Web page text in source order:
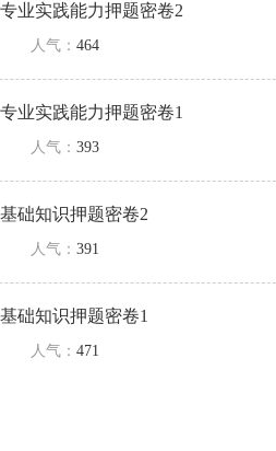
业实践能力押题密卷2
人气： 464
业实践能力押题密卷1
人气： 393
础知识押题密卷2
人气： 391
础知识押题密卷1
人气： 471